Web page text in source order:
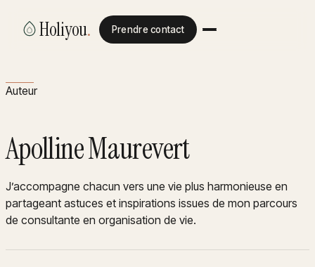
Holiyou. Prendre contact
Auteur
Apolline Maurevert
J’accompagne chacun vers une vie plus harmonieuse en
partageant astuces et inspirations issues de mon parcours
de consultante en organisation de vie.